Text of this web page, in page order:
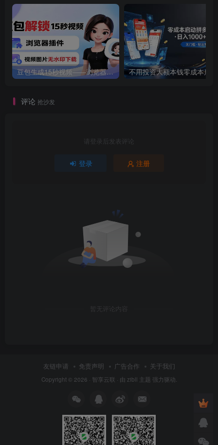
豆包生成15秒视频——浏览器插件：豆包/Dola 视频图片无水印下载 + 解锁15秒视频生成
评论 抢沙发
请登录后发表评论
登录 注册
暂无评论内容
友链申请 免责声明 广告合作 关于我们
Copyright © 2026 · 智享云联 · 由 zibll 主题 强力驱动.